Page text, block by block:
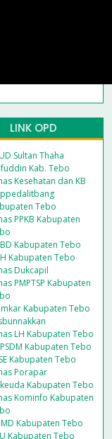
LINK OPD
Sultan Thaha
Kab. Tebo
Kesehatan dan KB
Tebo
PPKB Kabupaten
Kabupaten Tebo
Kabupaten Tebo
Dukcapil
PMPTSP Kabupaten
Kabupaten Tebo
LH Kabupaten Tebo
Kabupaten Tebo
Kabupaten Tebo
Porapar
Kabupaten Tebo
Kominfo Kabupaten
Kabupaten Tebo
Kabupaten Tebo